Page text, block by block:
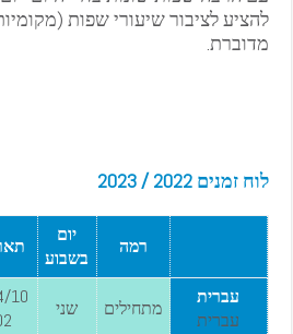
להציע לציבור שיעורי שפות
מדוברת.
לוח זמנים 2022 / 2023
רמה
יום
בשבוע
עברית
עברית
מתחילים שני